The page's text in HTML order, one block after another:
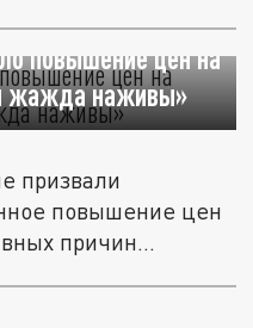
повышение цен на
жажда наживы»
призвали
повышение цен
причин...